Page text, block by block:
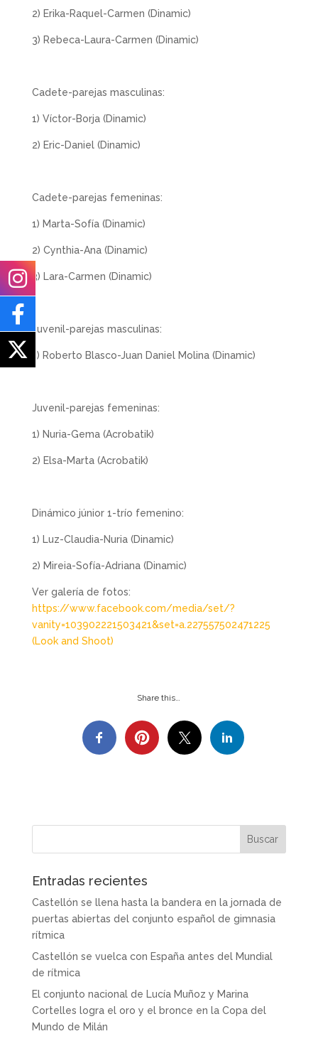
2) Erika-Raquel-Carmen (Dinamic)
3) Rebeca-Laura-Carmen (Dinamic)
Cadete-parejas masculinas:
1) Víctor-Borja (Dinamic)
2) Eric-Daniel (Dinamic)
Cadete-parejas femeninas:
1) Marta-Sofía (Dinamic)
2) Cynthia-Ana (Dinamic)
3) Lara-Carmen (Dinamic)
Juvenil-parejas masculinas:
1) Roberto Blasco-Juan Daniel Molina (Dinamic)
Juvenil-parejas femeninas:
1) Nuria-Gema (Acrobatik)
2) Elsa-Marta (Acrobatik)
Dinámico júnior 1-trío femenino:
1) Luz-Claudia-Nuria (Dinamic)
2) Mireia-Sofía-Adriana (Dinamic)
Ver galería de fotos:
https://www.facebook.com/media/set/?
vanity=103902221503421&set=a.227557502471225
(Look and Shoot)
Share this…
Entradas recientes
Castellón se llena hasta la bandera en la jornada de
puertas abiertas del conjunto español de gimnasia
rítmica
Castellón se vuelca con España antes del Mundial
de rítmica
El conjunto nacional de Lucía Muñoz y Marina
Cortelles logra el oro y el bronce en la Copa del
Mundo de Milán